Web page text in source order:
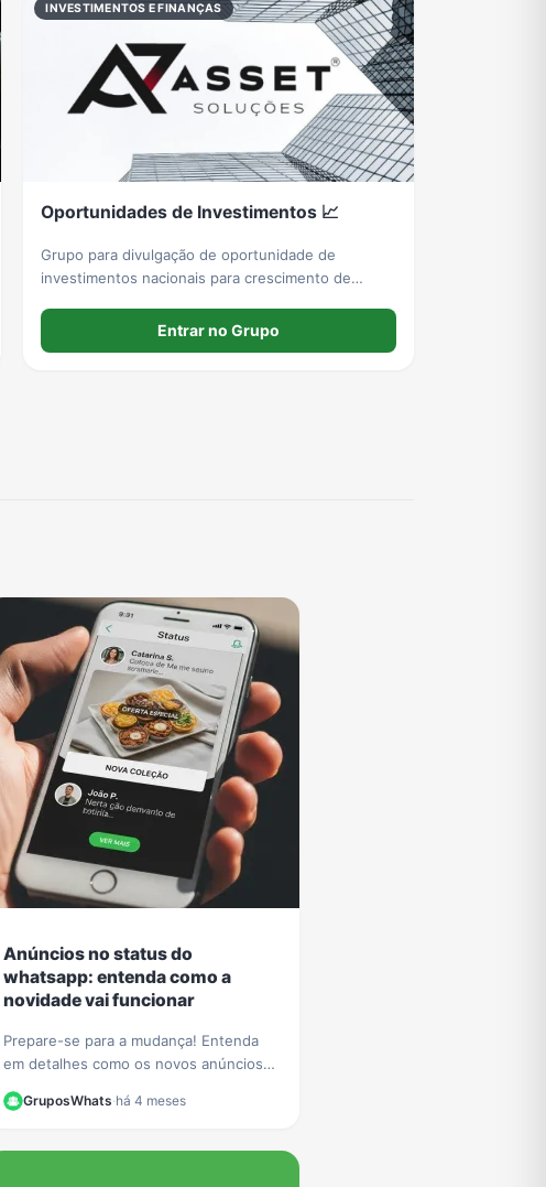
INVESTIMENTOS E FINANÇAS
Oportunidades de Investimentos 📈
Grupo para divulgação de oportunidade de
investimentos nacionais para crescimento de
Entrar no Grupo
Anúncios no status do
whatsapp: entenda como a
novidade vai funcionar
Prepare-se para a mudança! Entenda
em detalhes como os novos anúncios
qual o impacto para a experiência dos
GruposWhats·há 4 meses